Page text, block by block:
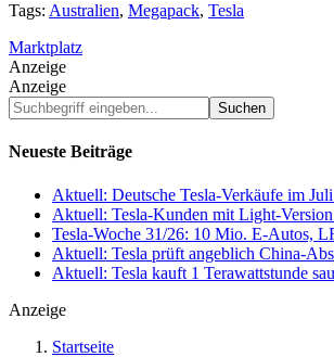
Tags: Australien, Megapack, Tesla
Marktplatz
Anzeige
Anzeige
Suchbegriff
eingeben...
Neueste Beiträge
Aktuell: Deutsche Tesla-Verkäufe im
Aktuell: Tesla-Kunden mit Light-
Tesla-Woche 31/26: 10 Mio. E-Autos,
Aktuell: Tesla prüft angeblich China-
Aktuell: Tesla kauft 1 Terawattstunde
Anzeige
Startseite